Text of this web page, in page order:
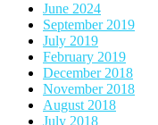
June 2024
September 2019
July 2019
February 2019
December 2018
November 2018
August 2018
July 2018